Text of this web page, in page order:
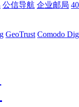
公信导航 企业邮局
GeoTrust Comodo